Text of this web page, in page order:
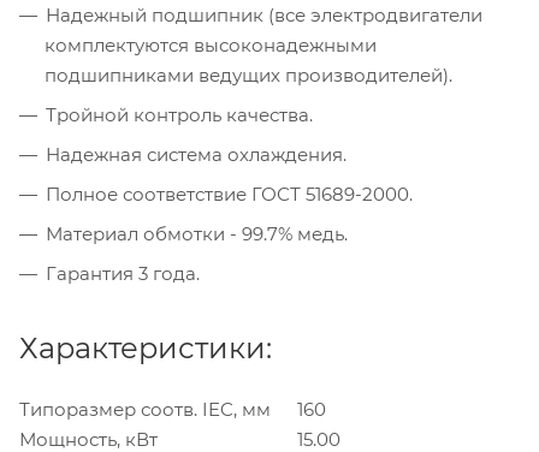
Надежный подшипник (все электродвигатели
комплектуются высоконадежными
подшипниками ведущих производителей).
Тройной контроль качества.
Надежная система охлаждения.
Полное соответствие ГОСТ 51689-2000.
Материал обмотки - 99.7% медь.
Гарантия 3 года.
Характеристики:
Типоразмер соотв. IEC, мм
160
Мощность, кВт
15.00